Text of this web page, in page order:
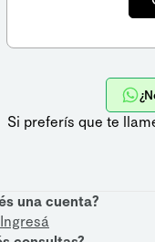
Si preferís que te
una cuenta?
Ingresá